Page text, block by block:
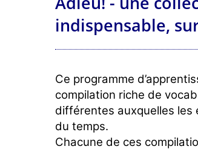
indispensable,
Ce programme
compilation riche de
différentes auxquelles
du temps.
Chacune de ces